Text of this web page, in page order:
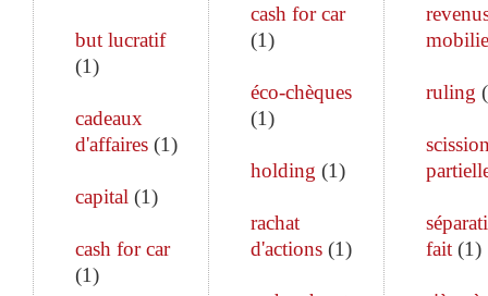
but lucratif
(1)
cadeaux
d'affaires (1)
capital (1)
cash for car
(1)
cash for car
(1)
éco-chèques
(1)
holding (1)
rachat
d'actions(1)
ruling (
fait(1)